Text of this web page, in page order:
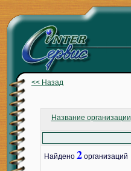
<< Назад
Название организации
Найдено 2 организаций